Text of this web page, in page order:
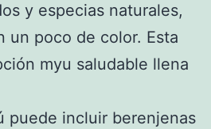
y especias naturales,
un poco de color. Esta
myu saludable llena
puede incluir berenjenas